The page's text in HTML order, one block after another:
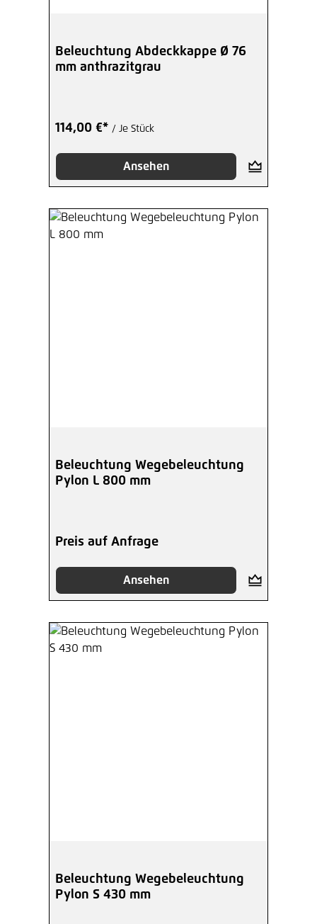
Beleuchtung Abdeckkappe Ø 76
mm anthrazitgrau
114,00 €* / Je Stück
Ansehen
Beleuchtung Wegebeleuchtung
Pylon L 800 mm
Preis auf Anfrage
Ansehen
Beleuchtung Wegebeleuchtung
Pylon S 430 mm